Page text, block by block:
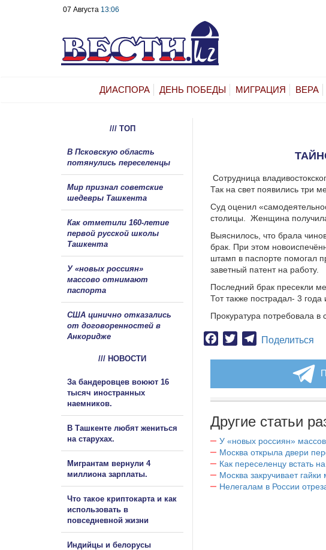
07 Августа 13:06
ДИАСПОРА ДЕНЬ ПОБЕДЫ МИГРАЦИЯ ВЕРА
Сотрудница
Так на свет появились три
Суд оценил
столицы.
Женщина
Выяснилось, что брала
брак. При этом
штамп в паспорте помогал
заветный патент на работу.
Последний брак пресекли
Тот также пострадал- 3
Прокуратура потребовала в
Facebook
TwitterTelegram
Поделиться
Другие статьи
У «новых россиян»
Москва открыла двери
Как переселенцу встать
Москва закручивает гайки
Нелегалам в России
/// ТОП
В Псковскую область
потянулись переселенцы
Мир признал советские
шедевры Ташкента
Как отметили 160-летие
первой русской школы
Ташкента
У «новых россиян»
массово отнимают
паспорта
США цинично отказались
от договоренностей в
Анкоридже
/// НОВОСТИ
За бандеровцев воюют 16
тысяч иностранных
наемников.
В Ташкенте любят жениться
на старухах.
Мигрантам вернули 4
миллиона зарплаты.
Что такое криптокарта и как
использовать в
повседневной жизни
Индийцы и белорусы